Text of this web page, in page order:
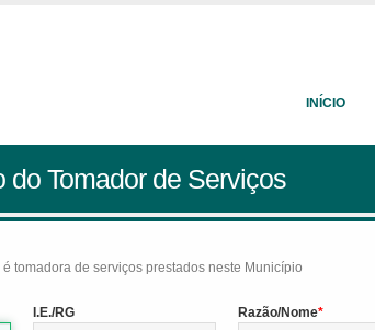
INÍCIO
do Tomador de Serviços
tomadora de serviços prestados neste Município
I.E./RG Razão/Nome